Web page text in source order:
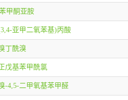
甲酮亚胺
亚甲二氧苯基)丙酸
丁酰溴
戊基苯甲酰氯
-4,5-二甲氧基苯甲醛